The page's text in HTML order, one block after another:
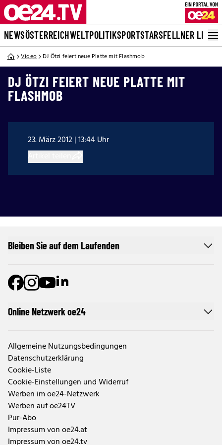
NEWSÖSTERREICHWELTPOLITIKSPORTSTARSFELLNER LIVE
Video DJ Ötzi feiert neue Platte mit Flashmob
DJ ÖTZI FEIERT NEUE PLATTE MIT
FLASHMOB
23. März 2012 | 13:44 Uhr
Online Netzwerk oe24
Allgemeine Nutzungsbedingungen
Datenschutzerklärung
Cookie-Liste
Cookie-Einstellungen und Widerruf
Werben im oe24-Netzwerk
Werben auf oe24TV
Pur-Abo
Impressum von oe24.at
Impressum von oe24.tv
Bleiben Sie auf dem Laufenden